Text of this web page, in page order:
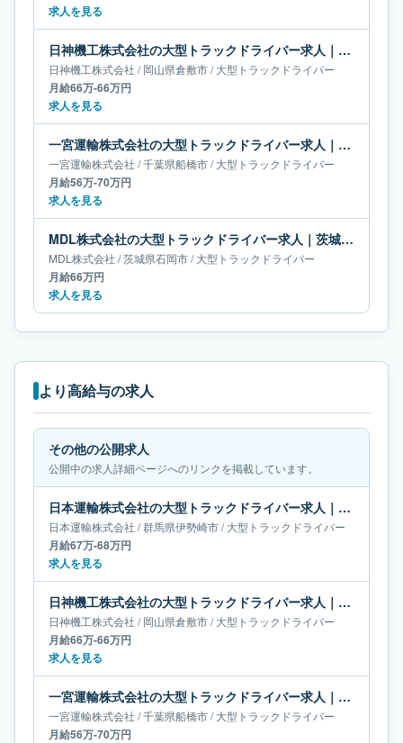
求人を見る
日神機工株式会社の大型トラックドライバー求人｜岡山県倉敷市｜月給66万-66万円
日神機工株式会社 /岡山県倉敷市/大型トラックドライバー
月給66万-66万円
求人を見る
一宮運輸株式会社の大型トラックドライバー求人｜千葉県船橋市｜月給56万-70万円
一宮運輸株式会社 /千葉県船橋市/大型トラックドライバー
月給56万-70万円
求人を見る
MDL株式会社の大型トラックドライバー求人｜茨城県石岡市｜月給66万円
MDL株式会社 /茨城県石岡市/大型トラックドライバー
月給66万円
求人を見る
より高給与の求人
その他の公開求人
公開中の求人詳細ページへのリンクを掲載しています。
日本運輸株式会社の大型トラックドライバー求人｜群馬県伊勢崎市｜月給67万-68万円
日本運輸株式会社 /群馬県伊勢崎市/大型トラックドライバー
月給67万-68万円
求人を見る
日神機工株式会社の大型トラックドライバー求人｜岡山県倉敷市｜月給66万-66万円
日神機工株式会社 /岡山県倉敷市/大型トラックドライバー
月給66万-66万円
求人を見る
一宮運輸株式会社の大型トラックドライバー求人｜千葉県船橋市｜月給56万-70万円
一宮運輸株式会社 /千葉県船橋市/大型トラックドライバー
月給56万-70万円